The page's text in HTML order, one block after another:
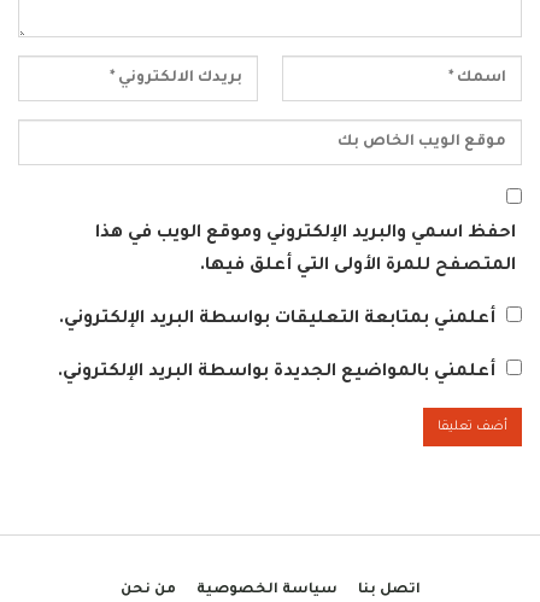
احفظ اسمي والبريد الإلكتروني وموقع الويب في هذا
المتصفح للمرة الأولى التي أعلق فيها.
أعلمني بمتابعة التعليقات بواسطة البريد الإلكتروني.
أعلمني بالمواضيع الجديدة بواسطة البريد الإلكتروني.
اتصل بنا سياسة الخصوصية من نحن